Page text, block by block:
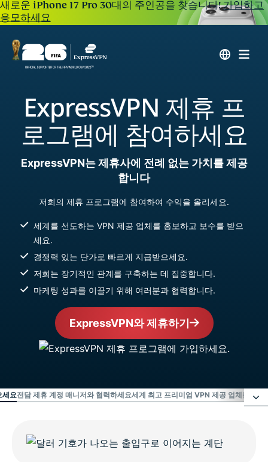
새로운 iPhone 17 Pro 30대의 주인공을 찾습니다!가입하고
응모하세요
ExpressVPN 제휴 프
로그램에 참여하세요
ExpressVPN는 제휴사에 전례 없는 가치를 제공
합니다
저희의 제휴 프로그램에 참여하여 수익을 올리세요.
세계를 선도하는 VPN 제공 업체를 홍보하고 보수를 받으
세요.
경쟁력 있는 단가로 빠르게 지급받으세요.
저희는 장기적인 관계를 구축하는 데 집중합니다.
마케팅 성과를 이끌기 위해 여러분과 협력합니다.
ExpressVPN와 제휴하기
세요전담 제휴 계정 매니저와 협력하세요세계 최고 프리미엄 VPN 제공 업체를 홍보